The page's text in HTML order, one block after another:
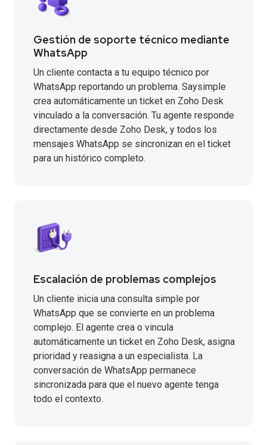
Gestión de soporte técnico mediante
WhatsApp
Un cliente contacta a tu equipo técnico por
WhatsApp reportando un problema. Saysimple
crea automáticamente un ticket en Zoho Desk
vinculado a la conversación. Tu agente responde
directamente desde Zoho Desk, y todos los
mensajes WhatsApp se sincronizan en el ticket
para un histórico completo.
Escalación de problemas complejos
Un cliente inicia una consulta simple por
WhatsApp que se convierte en un problema
complejo. El agente crea o vincula
automáticamente un ticket en Zoho Desk, asigna
prioridad y reasigna a un especialista. La
conversación de WhatsApp permanece
sincronizada para que el nuevo agente tenga
todo el contexto.